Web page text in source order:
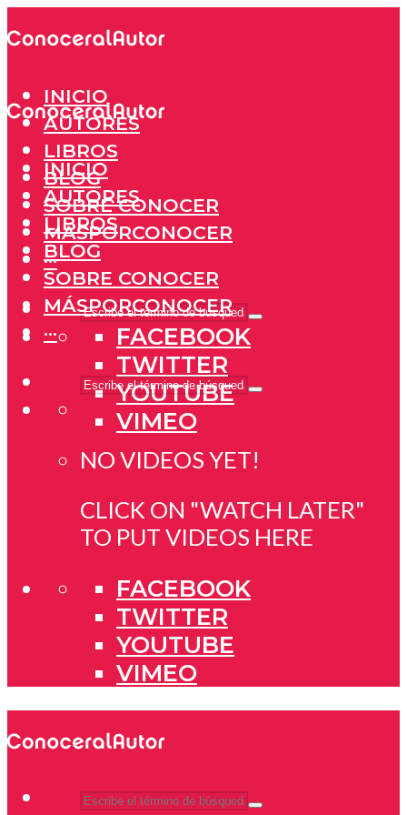
INICIO
AUTORES
LIBROS
BLOG
SOBRE CONOCER
MÁSPORCONOCER
···
FACEBOOK
TWITTER
YOUTUBE
VIMEO
INICIO
AUTORES
LIBROS
BLOG
SOBRE CONOCER
MÁSPORCONOCER
···
NO VIDEOS YET!
CLICK ON "WATCH LATER"
TO PUT VIDEOS HERE
FACEBOOK
TWITTER
YOUTUBE
VIMEO